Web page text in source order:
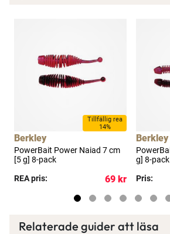
Tillfällig rea
14%
Berkley
PowerBait Power Naiad 7 cm
[5 g] 8-pack
REA pris:
69 kr
Berkley
g] 8-pack
Pris:
Relaterade guider att läsa